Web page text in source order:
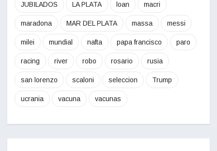
JUBILADOS LA PLATA loan macri
maradona MAR DEL PLATA massa messi
milei mundial nafta papa francisco paro
racing river robo rosario rusia
san lorenzo scaloni seleccion Trump
ucrania vacuna vacunas